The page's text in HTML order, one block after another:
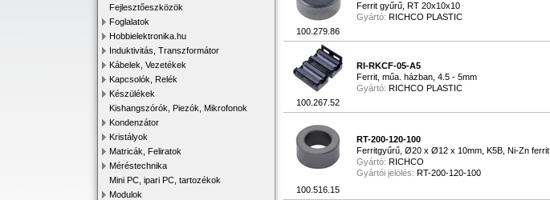
Fejlesztőeszközök
Foglalatok
Hobbielektronika.hu
Induktivitás, Transzformátor
Kábelek, Vezetékek
Kapcsolók, Relék
Készülékek
Kishangszórók, Piezók, Mikrofonok
Kondenzátor
Kristályok
Matricák, Feliratok
Méréstechnika
Mini PC, ipari PC, tartozékok
Modulok
100.279.86
Ferrit gyűrű, RT 20x10x10
Gyártó: RICHCO PLASTIC
100.267.52
RI-RKCF-05-A5
Ferrit, műa. házban, 4.5 - 5mm
Gyártó: RICHCO PLASTIC
100.516.15
RT-200-120-100
Ferritgyűrű, Ø20 x Ø12 x 10mm, K5B, Ni-Zn ferrit
Gyártó: RICHCO
Gyártói jelölés: RT-200-120-100